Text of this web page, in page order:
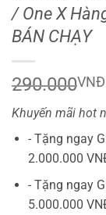
/ One X
BÁN CHẠY
290.000VNĐ
Khuyến mãi hot
- Tặng ngay
2.000.000
- Tặng ngay
5.000.000